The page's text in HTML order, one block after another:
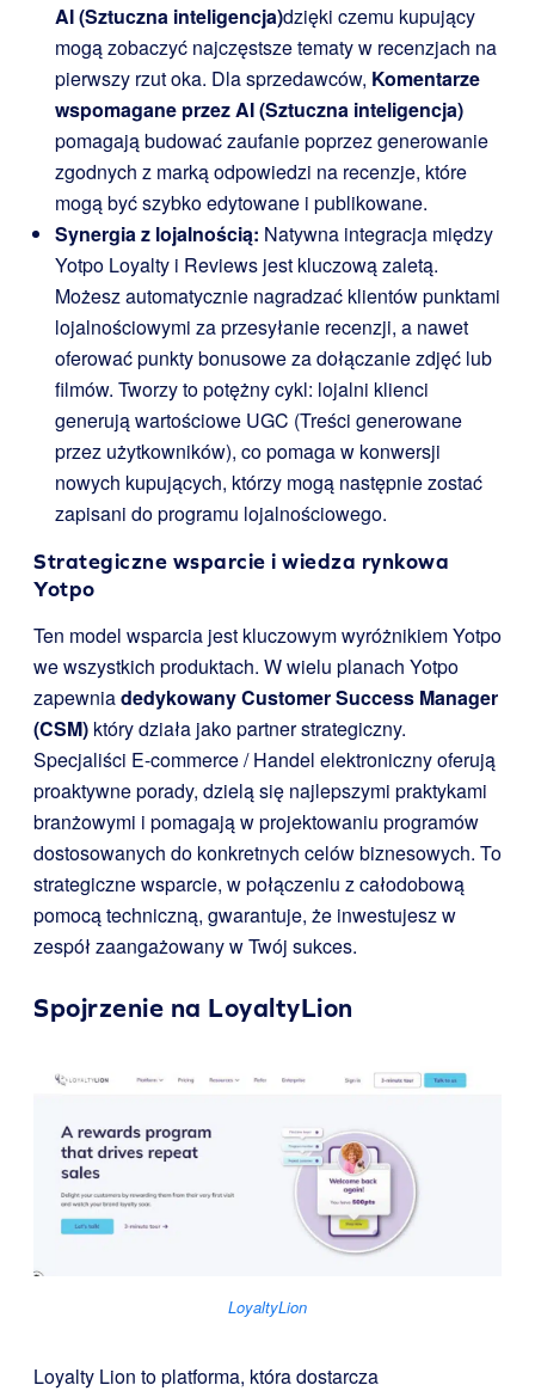
AI (Sztuczna inteligencja)dzięki czemu kupujący
mogą zobaczyć najczęstsze tematy w recenzjach na
pierwszy rzut oka. Dla sprzedawców, Komentarze
wspomagane przez AI (Sztuczna inteligencja)
pomagają budować zaufanie poprzez generowanie
zgodnych z marką odpowiedzi na recenzje, które
mogą być szybko edytowane i publikowane.
Synergia z lojalnością: Natywna integracja między
Yotpo Loyalty i Reviews jest kluczową zaletą.
Możesz automatycznie nagradzać klientów punktami
lojalnościowymi za przesyłanie recenzji, a nawet
oferować punkty bonusowe za dołączanie zdjęć lub
filmów. Tworzy to potężny cykl: lojalni klienci
generują wartościowe UGC (Treści generowane
przez użytkowników), co pomaga w konwersji
nowych kupujących, którzy mogą następnie zostać
zapisani do programu lojalnościowego.
Strategiczne wsparcie i wiedza rynkowa
Yotpo
Ten model wsparcia jest kluczowym wyróżnikiem Yotpo
we wszystkich produktach. W wielu planach Yotpo
zapewniadedykowany Customer Success Manager
(CSM) który działa jako partner strategiczny.
Specjaliści E-commerce / Handel elektroniczny oferują
proaktywne porady, dzielą się najlepszymi praktykami
branżowymi i pomagają w projektowaniu programów
dostosowanych do konkretnych celów biznesowych. To
strategiczne wsparcie, w połączeniu z całodobową
pomocą techniczną, gwarantuje, że inwestujesz w
zespół zaangażowany w Twój sukces.
Spojrzenie na LoyaltyLion
LoyaltyLion
Loyalty Lion to platforma, która dostarcza